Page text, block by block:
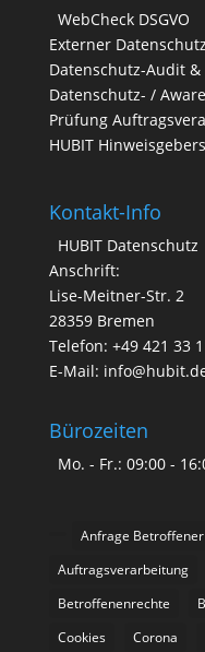
WebCheck DSGVO
Externer
Datenschutz-Audit &
Datenschutz- /
Prüfung
HUBIT
Kontakt-Info
HUBIT Datenschutz
Anschrift:
Lise-Meitner-Str. 2
28359 Bremen
Telefon: +49 421 33
E-Mail:
Bürozeiten
Mo. - Fr.: 09:00 -
Anfrage Betroffener
Auftragsverarbeitung
Betroffenenrechte
Cookies
Corona